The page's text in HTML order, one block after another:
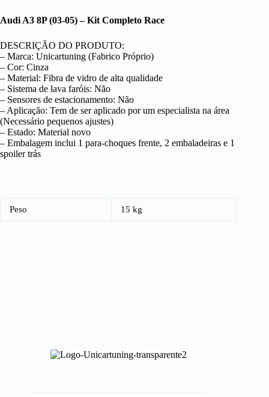
Audi A3 8P (03-05) – Kit Completo Race
DESCRIÇÃO DO PRODUTO:
– Marca: Unicartuning (Fabrico Próprio)
– Cor: Cinza
– Material: Fibra de vidro de alta qualidade
– Sistema de lava faróis: Não
– Sensores de estacionamento: Não
– Aplicação: Tem de ser aplicado por um especialista na área
(Necessário pequenos ajustes)
– Estado: Material novo
– Embalagem inclui 1 para-choques frente, 2 embaladeiras e 1
spoiler trás
Peso 15 kg